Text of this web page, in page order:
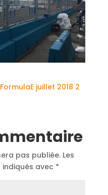
pas publiée. Les
avec *